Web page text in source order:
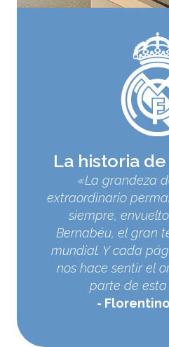
La historia
«La grandeza
extraordinario
siempre,
Bernabéu, el gran
mundial. Y cada
nos hace sentir el
parte de esta